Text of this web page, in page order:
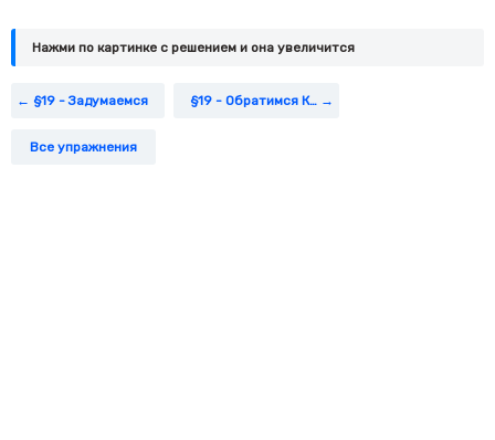
Нажми по картинке c решением и она увеличится
§19 - Задумаемся §19 - Обратимся К Фактам (1)
Все упражнения